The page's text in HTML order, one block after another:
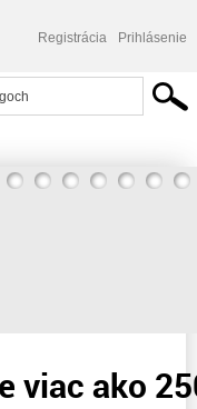
Registrácia Prihlásenie
viac ako